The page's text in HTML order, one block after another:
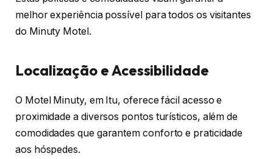
melhor experiência possível para todos os visitantes
do Minuty Motel.
Localização e Acessibilidade
O Motel Minuty, em Itu, oferece fácil acesso e
proximidade a diversos pontos turísticos, além de
comodidades que garantem conforto e praticidade
aos hóspedes.